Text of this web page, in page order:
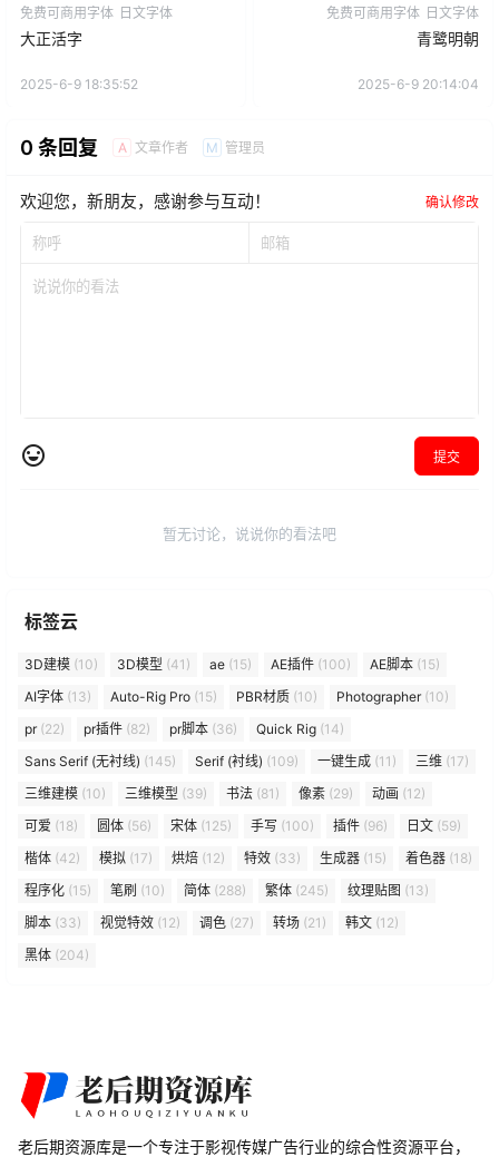
免费可商用字体 日文字体
大正活字
2025-6-9 18:35:52
免费可商用字体 日文字体
青鹭明朝
2025-6-9 20:14:04
0 条回复 A 文章作者 M 管理员
欢迎您，新朋友，感谢参与互动！ 确认修改
提交
暂无讨论，说说你的看法吧
标签云
3D建模 (10) 3D模型 (41) ae (15) AE插件 (100) AE脚本 (15)
AI字体 (13) Auto-Rig Pro (15) PBR材质 (10) Photographer(10)
pr(22) pr插件 (82) pr脚本 (36) Quick Rig (14)
Sans Serif (无衬线) (145) Serif (衬线) (109) 一键生成 (11) 三维 (17)
三维建模 (10) 三维模型 (39) 书法 (81) 像素 (29) 动画 (12)
可爱 (18) 圆体 (56) 宋体 (125) 手写 (100) 插件 (96) 日文 (59)
楷体 (42) 模拟 (17) 烘焙 (12) 特效 (33) 生成器 (15) 着色器 (18)
程序化 (15) 笔刷 (10) 简体 (288) 繁体 (245) 纹理贴图 (13)
脚本 (33) 视觉特效 (12) 调色 (27) 转场 (21) 韩文 (12)
黑体 (204)
老后期资源库是一个专注于影视传媒广告行业的综合性资源平台，